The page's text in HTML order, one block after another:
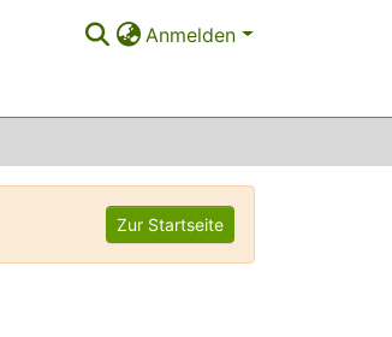
Anmelden
Zur Startseite